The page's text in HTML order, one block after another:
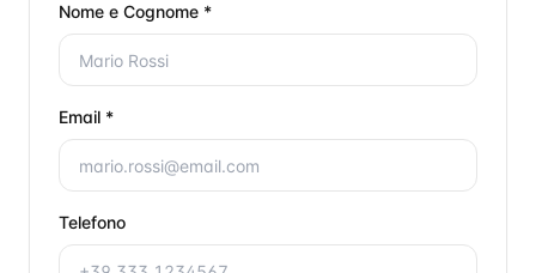
Nome e Cognome *
Email *
Telefono